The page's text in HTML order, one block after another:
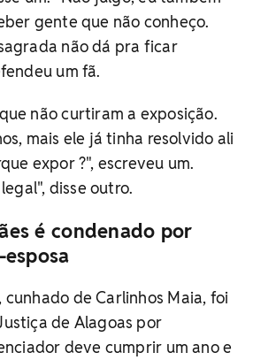
gente que não conheço.
não dá pra ficar
um fã.
não curtiram a exposição.
mais ele já tinha resolvido ali
expor ?", escreveu um.
disse outro.
é condenado por
cunhado de Carlinhos Maia, foi
de Alagoas por
deve cumprir um ano e